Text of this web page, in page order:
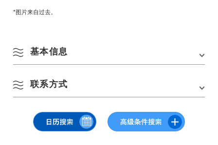
*图片来自过去。
基本信息
会场 联系方式
有关儿童铁人三项赛
长门青年商会（平日上午 10 时至下午 3 时）
一 二 三 四 五 六 日
按季节搜索
春季